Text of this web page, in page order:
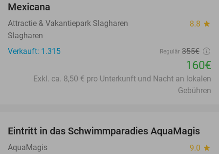
Mexicana
Attractie & Vakantiepark Slagharen 8.8 star
Slagharen
Verkauft: 1.315
Regulär 355€
160€
Exkl. ca. 8,50 € pro Unterkunft und Nacht an lokalen
Gebühren
35%
Eintritt in das Schwimmparadies AquaMagis
AquaMagis 9.0 star